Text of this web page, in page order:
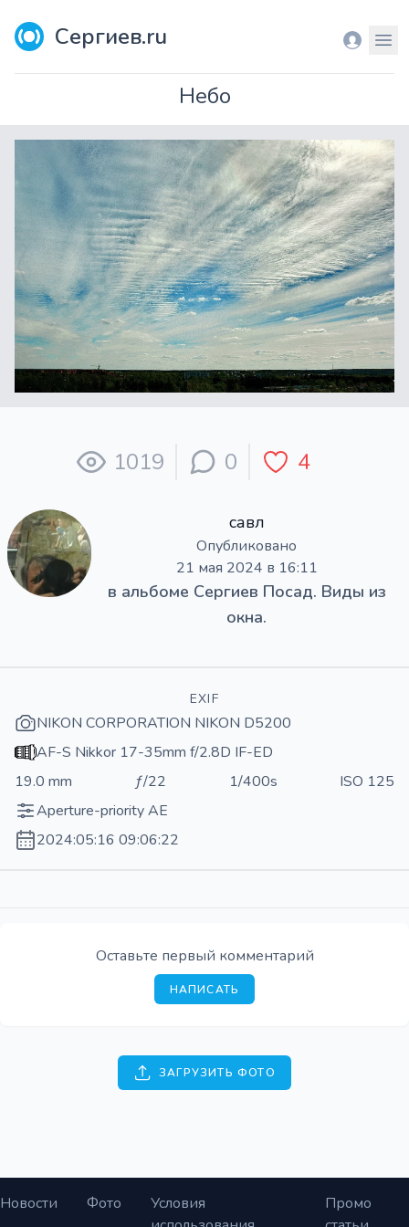
Сергиев.ru Вход
Небо
1019 0 4
савл
Опубликовано
21 мая 2024 в 16:11
в альбоме Сергиев Посад. Виды из
окна.
EXIF
NIKON CORPORATION NIKON D5200
AF-S Nikkor 17-35mm f/2.8D IF-ED
19.0 mm
ƒ/22 1/400s
ISO 125
Aperture-priority AE
2024:05:16 09:06:22
Оставьте первый комментарий
НАПИСАТЬ
ЗАГРУЗИТЬ ФОТО
Новости Фото
Условия
Промо